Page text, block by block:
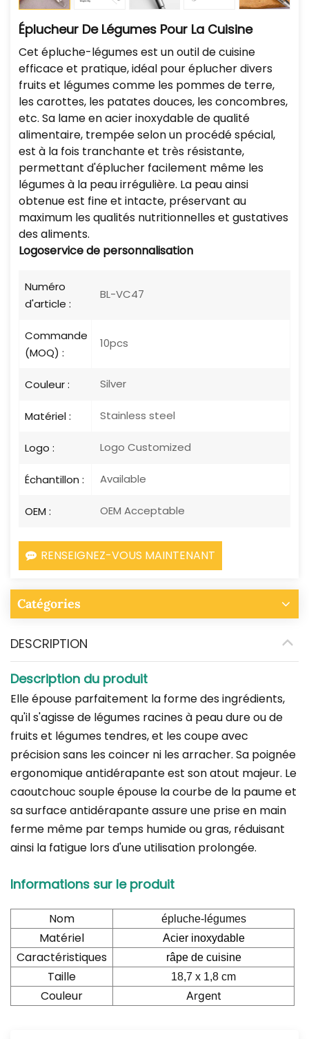
Éplucheur De Légumes Pour La Cuisine
Cet épluche-légumes est un outil de cuisine
efficace et pratique, idéal pour éplucher divers
fruits et légumes comme les pommes de terre,
les carottes, les patates douces, les concombres,
etc. Sa lame en acier inoxydable de qualité
alimentaire, trempée selon un procédé spécial,
est à la fois tranchante et très résistante,
permettant d'éplucher facilement même les
légumes à la peau irrégulière. La peau ainsi
obtenue est fine et intacte, préservant au
maximum les qualités nutritionnelles et gustatives
des aliments.
Logoservice de personnalisation
Numéro
d'article :
BL-VC47
Commande
(MOQ) :
10pcs
Couleur : Silver
Matériel : Stainless steel
Logo : Logo Customized
Échantillon : Available
OEM : OEM Acceptable
RENSEIGNEZ-VOUS MAINTENANT
Catégories
DESCRIPTION
Description du produit
Elle épouse parfaitement la forme des ingrédients,
qu'il s'agisse de légumes racines à peau dure ou de
fruits et légumes tendres, et les coupe avec
précision sans les coincer ni les arracher. Sa poignée
ergonomique antidérapante est son atout majeur. Le
caoutchouc souple épouse la courbe de la paume et
sa surface antidérapante assure une prise en main
ferme même par temps humide ou gras, réduisant
ainsi la fatigue lors d'une utilisation prolongée.
Informations sur le produit
Nom épluche-légumes
Matériel Acier inoxydable
Caractéristiques râpe de cuisine
Taille 18,7 x 1,8 cm
Couleur Argent